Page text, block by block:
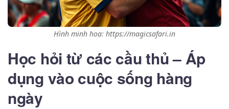
Hình minh hoạ: https://magicsafari.in
Học hỏi từ các cầu thủ – Áp
dụng vào cuộc sống hàng
ngày